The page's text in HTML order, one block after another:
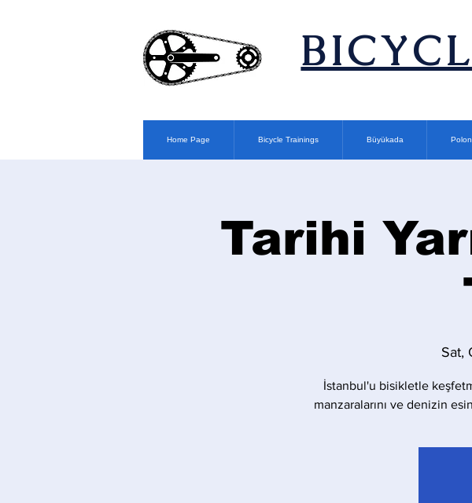
Home Page Bicycle Trainings Büyükada
Tarihi
Sat,
İstanbul'u bisikletle
manzaralarını ve denizin